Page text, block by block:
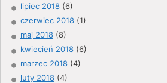
lipiec 2018 (6)
czerwiec 2018 (1)
maj 2018 (8)
kwiecień 2018 (6)
marzec 2018 (4)
luty 2018 (4)